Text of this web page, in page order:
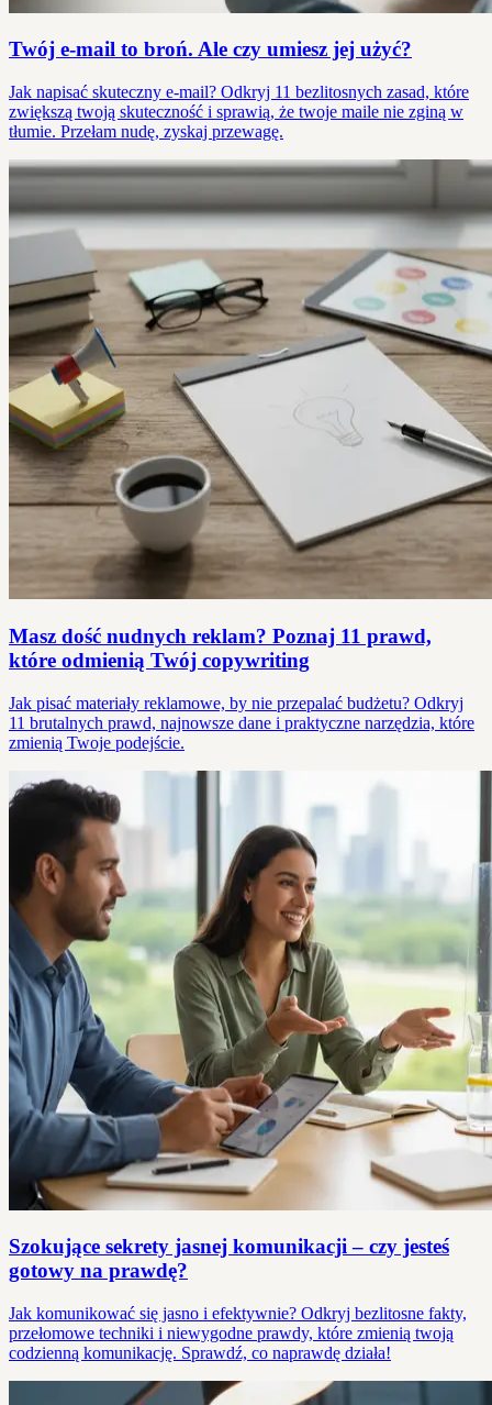
Twój e-mail to broń. Ale czy umiesz jej użyć?
Jak napisać skuteczny e-mail? Odkryj 11 bezlitosnych zasad, które
zwiększą twoją skuteczność i sprawią, że twoje maile nie zginą w
tłumie. Przełam nudę, zyskaj przewagę.
Masz dość nudnych reklam? Poznaj 11 prawd,
które odmienią Twój copywriting
Jak pisać materiały reklamowe, by nie przepalać budżetu? Odkryj
11 brutalnych prawd, najnowsze dane i praktyczne narzędzia, które
zmienią Twoje podejście.
Szokujące sekrety jasnej komunikacji – czy jesteś
gotowy na prawdę?
Jak komunikować się jasno i efektywnie? Odkryj bezlitosne fakty,
przełomowe techniki i niewygodne prawdy, które zmienią twoją
codzienną komunikację. Sprawdź, co naprawdę działa!